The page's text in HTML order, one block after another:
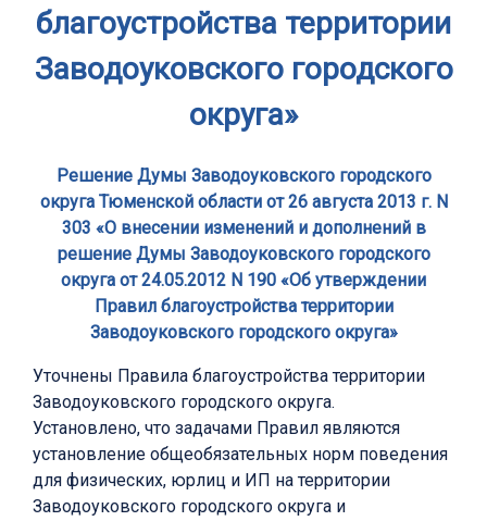
благоустройства территории
Заводоуковского городского
округа»
Решение Думы Заводоуковского городского
округа Тюменской области от 26 августа 2013 г. N
303 «О внесении изменений и дополнений в
решение Думы Заводоуковского городского
округа от 24.05.2012 N 190 «Об утверждении
Правил благоустройства территории
Заводоуковского городского округа»
Уточнены Правила благоустройства территории
Заводоуковского городского округа.
Установлено, что задачами Правил являются
установление общеобязательных норм поведения
для физических, юрлиц и ИП на территории
Заводоуковского городского округа и